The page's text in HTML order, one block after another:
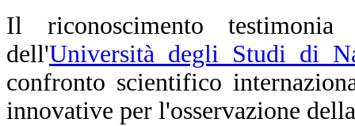
Il riconoscimento
dell'Università degli Studi di
confronto scientifico
innovative per l'osservazione